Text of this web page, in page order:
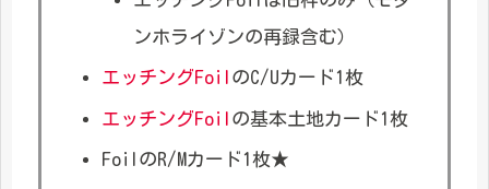
ンホライゾンの再録含む）
エッチングFoil のC/Uカード1枚
エッチングFoil の基本土地カード1枚
FoilのR/Mカード1枚★